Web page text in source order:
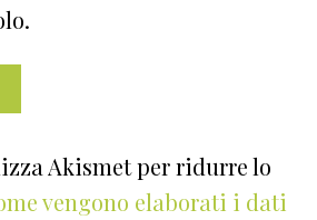
Akismet per ridurre lo
vengono elaborati i dati